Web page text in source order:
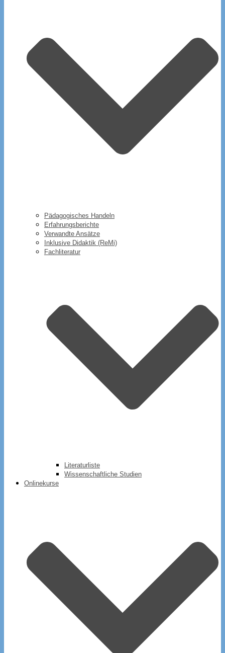
Pädagogisches Handeln
Erfahrungsberichte
Verwandte Ansätze
Inklusive Didaktik (ReMi)
Fachliteratur
Literaturliste
Wissenschaftliche Studien
Onlinekurse